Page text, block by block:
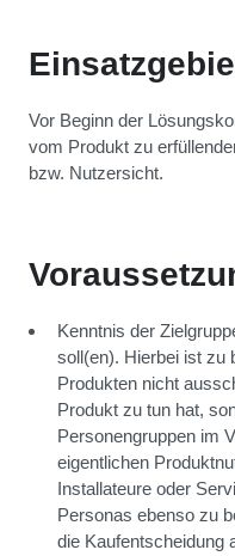
Vor Beginn der
vom Produkt zu
bzw. Nutzersicht.
Kenntnis der
soll(en). Hierbei ist zu
Produkten nicht
Produkt zu tun hat,
Personengruppen im
eigentlichen
Installateure oder
Personas ebenso zu
die Kaufentscheidung